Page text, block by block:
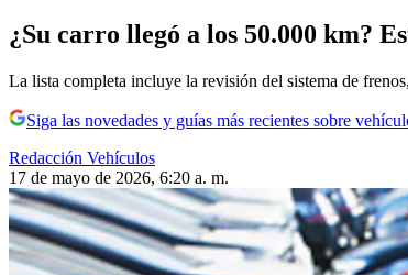
¿Su carro llegó a los 50.000 km?
La lista completa incluye la revisión del sistema de
Siga las novedades y guías más recientes sobre
Redacción Vehículos
17 de mayo de 2026, 6:20 a. m.